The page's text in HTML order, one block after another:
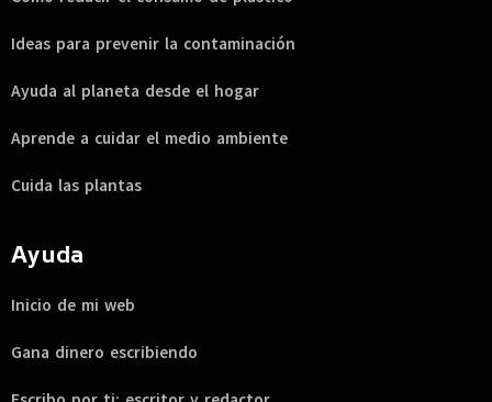
Ideas para prevenir la contaminación
Ayuda al planeta desde el hogar
Aprende a cuidar el medio ambiente
Cuida las plantas
Ayuda
Inicio de mi web
Gana dinero escribiendo